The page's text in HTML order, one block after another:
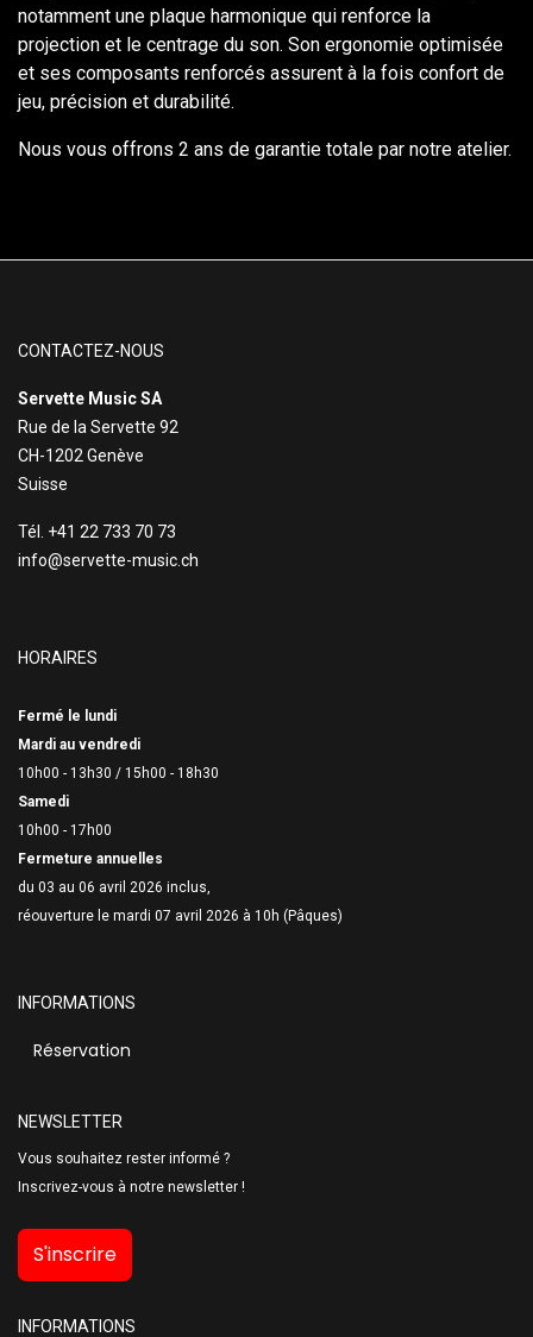
notamment une plaque harmonique qui renforce la
projection et le centrage du son. Son ergonomie optimisée
et ses composants renforcés assurent à la fois confort de
jeu, précision et durabilité.
Nous vous offrons 2 ans de garantie totale par notre atelier.
CONTACTEZ-NOUS
Servette Music SA
Rue de la Servette 92
CH-1202 Genève
Suisse
Tél. +41 22 733 70 73
info@servette-music.ch
HORAIRES
Fermé le lundi
Mardi au vendredi
10h00 - 13h30 / 15h00 - 18h30
Samedi
10h00 - 17h00
Fermeture annuelles
du 03 au 06 avril 2026 inclus,
réouverture le mardi 07 avril 2026 à 10h (Pâques)
INFORMATIONS
Réservation
NEWSLETTER
Vous souhaitez rester informé ?
Inscrivez-vous à notre newsletter !
S'inscrire
INFORMATIONS